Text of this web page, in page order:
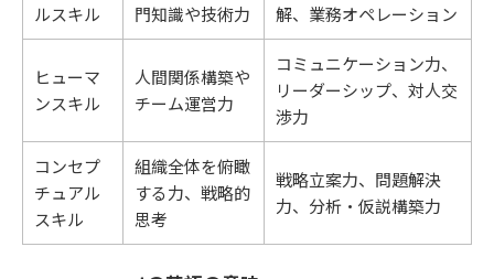
ルスキル
門知識や技術力
解、業務オペレーション
ヒューマ
ンスキル
人間関係構築や
チーム運営力
コミュニケーション力、
リーダーシップ、対人交
渉力
コンセプ
チュアル
スキル
組織全体を俯瞰
する力、戦略的
思考
戦略立案力、問題解決
力、分析・仮説構築力